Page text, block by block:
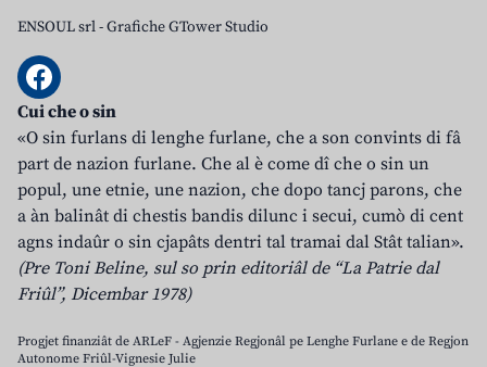
ENSOUL srl-Grafiche GTower Studio
Cui che o sin
«O sin furlans di lenghe furlane, che a son convints di fâ
part de nazion furlane. Che al è come dî che o sin un
popul, une etnie, une nazion, che dopo tancj parons, che
a àn balinât di chestis bandis dilunc i secui, cumò di cent
agns indaûr o sin cjapâts dentri tal tramai dal Stât talian».
(Pre Toni Beline, sul so prin editoriâl de “La Patrie dal
Friûl”, Dicembar 1978)
Progjet finanziât de ARLeF - Agjenzie Regjonâl pe Lenghe Furlane e de Regjon
Autonome Friûl-Vignesie Julie